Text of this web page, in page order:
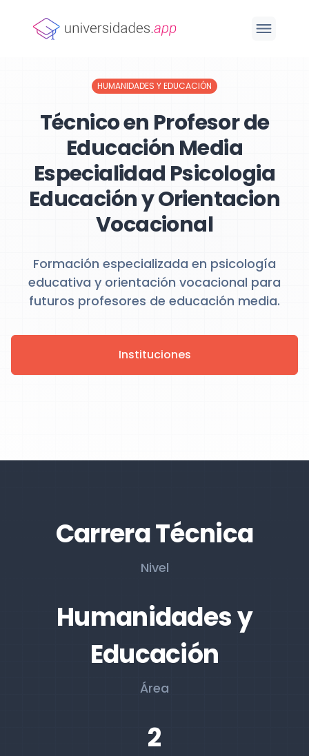
HUMANIDADES Y EDUCACIÓN
Técnico en Profesor de
Educación Media
Especialidad Psicologia
Educación y Orientacion
Vocacional
Formación especializada en psicología
educativa y orientación vocacional para
futuros profesores de educación media.
Instituciones
Carrera Técnica
Nivel
Humanidades y
Educación
Área
2